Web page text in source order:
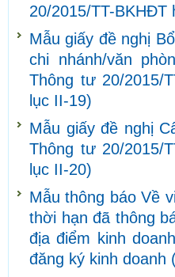
20/2015/TT-BKHĐT
Mẫu giấy đề nghị
chi nhánh/văn
Thông tư 20/2015/
lục II-19)
Mẫu giấy đề nghị
Thông tư 20/2015/
lục II-20)
Mẫu thông báo Về
thời hạn đã thông
địa điểm kinh
đăng ký kinh doanh